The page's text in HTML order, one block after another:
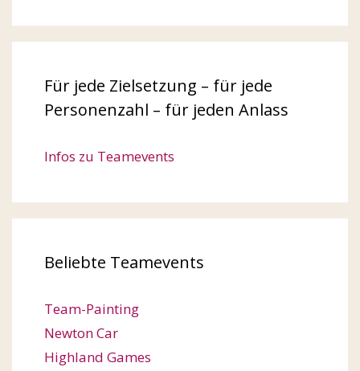
Für jede Zielsetzung – für jede
Personenzahl – für jeden Anlass
Infos zu Teamevents
Beliebte Teamevents
Team-Painting
Newton Car
Highland Games